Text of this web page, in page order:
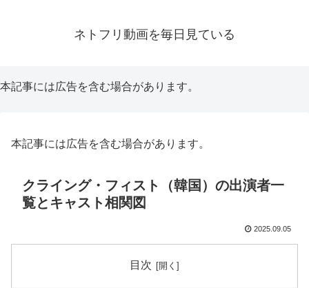
ネトフリ動画を毎日見ている
本記事には広告を含む場合があります。
本記事には広告を含む場合があります。
クライング・フィスト（韓国）の出演者一
覧とキャスト相関図
2025.09.05
目次